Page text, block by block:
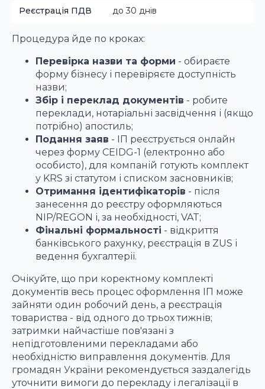
Реєстрація ПДВ до 30 днів
Процедура йде по кроках:
Перевірка назви та форми - обираєте
форму бізнесу і перевіряєте доступність
назви;
Збір і переклад документів - робите
переклади, нотаріальні засвідчення і (якщо
потрібно) апостиль;
Подання заяв - ІП реєструється онлайн
через форму CEIDG-1 (електронно або
особисто), для компаній готують комплект
у KRS зі статутом і списком засновників;
Отримання ідентифікаторів - після
занесення до реєстру оформляються
NIP/REGON і, за необхідності, VAT;
Фінальні формальності - відкриття
банківського рахунку, реєстрація в ZUS і
ведення бухгалтерії.
Очікуйте, що при коректному комплекті
документів весь процес оформлення ІП може
зайняти один робочий день, а реєстрація
товариства - від одного до трьох тижнів;
затримки найчастіше пов'язані з
непідготовленими перекладами або
необхідністю виправлення документів. Для
громадян України рекомендується заздалегідь
уточнити вимоги до перекладу і легалізації в